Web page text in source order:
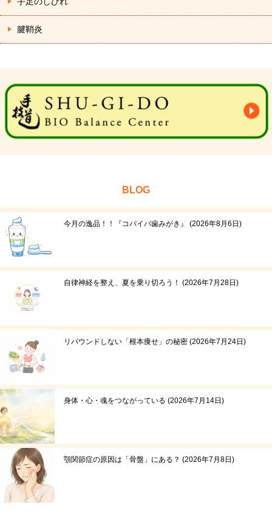
腱鞘炎
BLOG
今月の逸品！！『コパイバ歯みがき』 2026年8月6日
自律神経を整え、夏を乗り切ろう！ 2026年7月28日
リバウンドしない「根本痩せ」の秘密 2026年7月24日
身体・心・魂をつながっている 2026年7月14日
顎関節症の原因は「骨盤」にある？ 2026年7月8日